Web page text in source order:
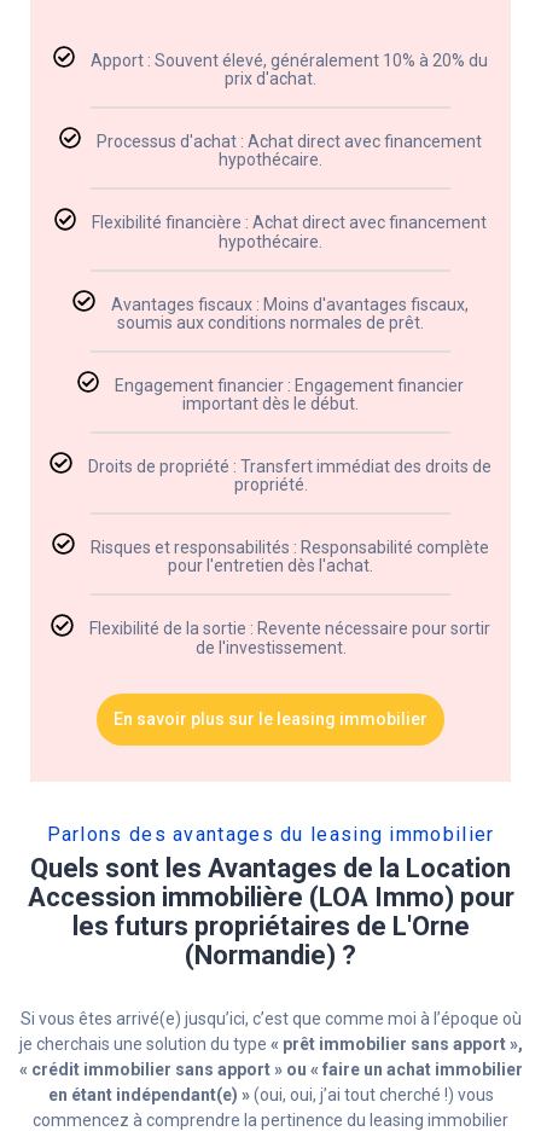
Apport : Souvent élevé, généralement 10% à 20% du
prix d'achat.
Processus d'achat : Achat direct avec financement
hypothécaire.
Flexibilité financière : Achat direct avec financement
hypothécaire.
Avantages fiscaux : Moins d'avantages fiscaux,
soumis aux conditions normales de prêt.
Engagement financier : Engagement financier
important dès le début.
Droits de propriété : Transfert immédiat des droits de
propriété.
Risques et responsabilités : Responsabilité complète
pour l'entretien dès l'achat.
Flexibilité de la sortie : Revente nécessaire pour sortir
de l'investissement.
En savoir plus sur le leasing immobilier
Parlons des avantages du leasing immobilier​
Quels sont les Avantages de la Location
Accession immobilière (LOA Immo) pour
les futurs propriétaires de L'Orne
(Normandie) ?
Si vous êtes arrivé(e) jusqu’ici, c’est que comme moi à l’époque où
je cherchais une solution du type « prêt immobilier sans apport »,
« crédit immobilier sans apport » ou « faire un achat immobilier
en étant indépendant(e) »(oui, oui, j’ai tout cherché !) vous
commencez à comprendre la pertinence du leasing immobilier